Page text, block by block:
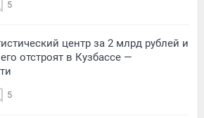
5
центр за 2 млрд рублей и
отстроят в Кузбассе —
5